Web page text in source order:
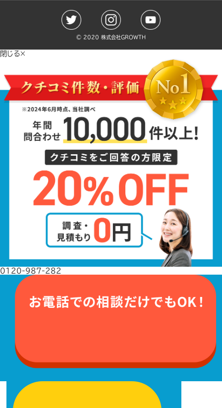
©️ 2020 株式会社GROWTH
閉じる×
0120-987-282